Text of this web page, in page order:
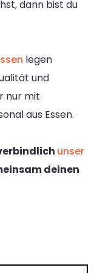
dann bist du
legen
und
nur mit
aus Essen.
unser
deinen